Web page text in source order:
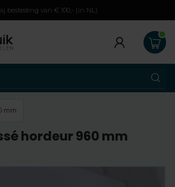
besteding van € 100,- (in NL)
mm
hordeur 960 mm